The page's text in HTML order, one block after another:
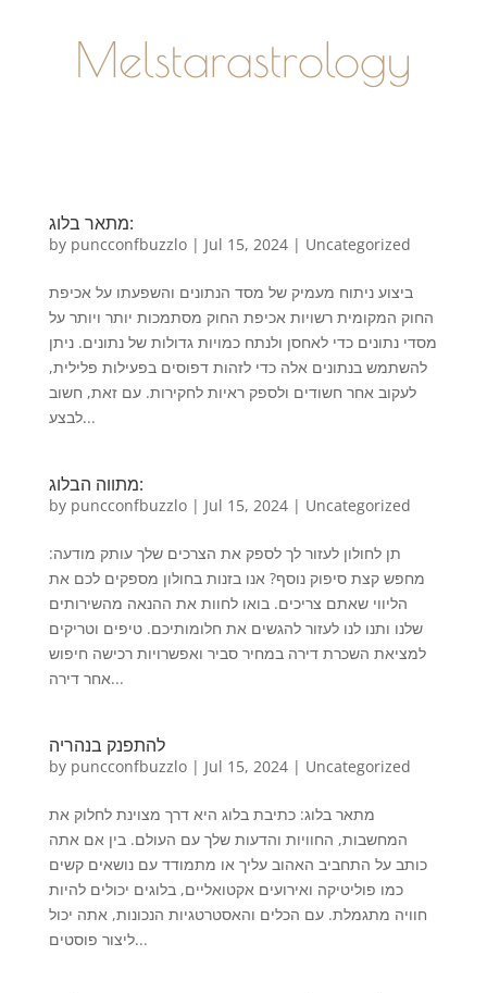
Melstarastrology
מתאר בלוג:
by puncconfbuzzlo| Jul 15, 2024| Uncategorized
ביצוע ניתוח מעמיק של מסד הנתונים והשפעתו על אכיפת
החוק המקומית רשויות אכיפת החוק מסתמכות יותר ויותר על
מסדי נתונים כדי לאחסן ולנתח כמויות גדולות של נתונים. ניתן
להשתמש בנתונים אלה כדי לזהות דפוסים בפעילות פלילית,
לעקוב אחר חשודים ולספק ראיות לחקירות. עם זאת, חשוב
לבצע...
מתווה הבלוג:
by puncconfbuzzlo| Jul 15, 2024| Uncategorized
תן לחולון לעזור לך לספק את הצרכים שלך עותק מודעה:
מחפש קצת סיפוק נוסף? אנו בזנות בחולון מספקים לכם את
הליווי שאתם צריכים. בואו לחוות את ההנאה מהשירותים
שלנו ותנו לנו לעזור להגשים את חלומותיכם. טיפים וטריקים
למציאת השכרת דירה במחיר סביר ואפשרויות רכישה חיפוש
אחר דירה...
להתפנק בנהריה
by puncconfbuzzlo| Jul 15, 2024| Uncategorized
מתאר בלוג: כתיבת בלוג היא דרך מצוינת לחלוק את
המחשבות, החוויות והדעות שלך עם העולם. בין אם אתה
כותב על התחביב האהוב עליך או מתמודד עם נושאים קשים
כמו פוליטיקה ואירועים אקטואליים, בלוגים יכולים להיות
חוויה מתגמלת. עם הכלים והאסטרטגיות הנכונות, אתה יכול
ליצור פוסטים...